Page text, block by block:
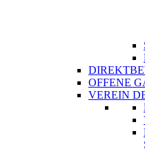
OFFENE
VEREIN